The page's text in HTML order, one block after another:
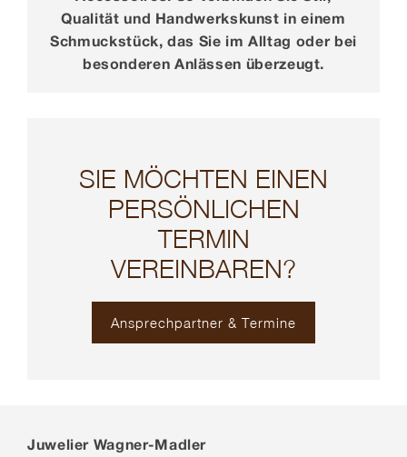
Qualität und Handwerkskunst in einem
Schmuckstück, das Sie im Alltag oder bei
besonderen Anlässen überzeugt.
SIE MÖCHTEN EINEN
PERSÖNLICHEN
TERMIN
VEREINBAREN?
Ansprechpartner & Termine
Juwelier Wagner-Madler